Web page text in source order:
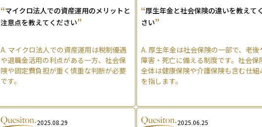
“マイクロ法人での資産運用のメリットと
注意点を教えてください”
A. マイクロ法人での資産運用は税制優遇
や退職金活用の利点がある一方、社会保
険や固定費負担が重く慎重な判断が必要
です。
“厚生年金と社会保険の違いを教えて
さい”
A. 厚生年金は社会保険の一部で、老後
障害・死亡に備える制度です。社会保
全体は健康保険や介護保険も含む仕組
を指します。
2025.08.29 2025.06.25